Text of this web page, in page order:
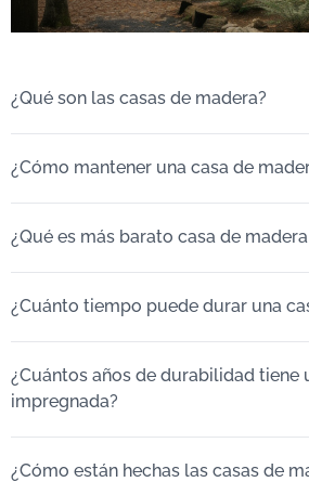
¿Qué son las casas de madera?
¿Cómo mantener una casa de
¿Qué es más barato casa de
¿Cuánto tiempo puede durar una
¿Cuántos años de durabilidad tiene
impregnada?
¿Cómo están hechas las casas de